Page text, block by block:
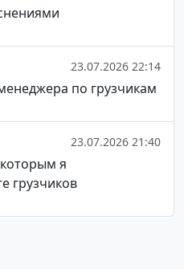
23.07.2026 22:14
по грузчикам
23.07.2026 21:40
я
грузчиков